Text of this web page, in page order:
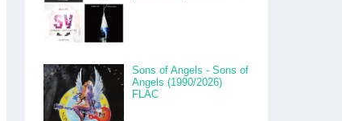
Sons of Angels - Sons of
Angels (1990/2026)
FLAC